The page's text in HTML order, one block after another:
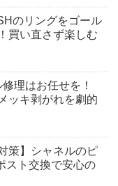
のリングをゴール
買い直さず楽しむ
理はお任せを！
ッキ剥がれを劇的
策】シャネルのピ
スト交換で安心の